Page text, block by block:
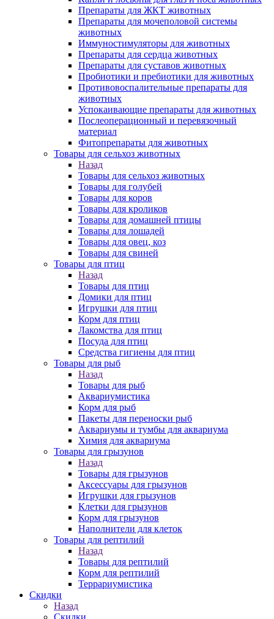
Препараты для ЖКТ животных
Препараты для мочеполовой системы
животных
Иммуностимуляторы для животных
Препараты для сердца животных
Препараты для суставов животных
Пробиотики и пребиотики для животных
Противовоспалительные препараты для
животных
Успокаивающие препараты для животных
Послеоперационный и перевязочный
материал
Фитопрепараты для животных
Товары для сельхоз животных
Назад
Товары для сельхоз животных
Товары для голубей
Товары для коров
Товары для кроликов
Товары для домашней птицы
Товары для лошадей
Товары для овец, коз
Товары для свиней
Товары для птиц
Назад
Товары для птиц
Домики для птиц
Игрушки для птиц
Корм для птиц
Лакомства для птиц
Посуда для птиц
Средства гигиены для птиц
Товары для рыб
Назад
Товары для рыб
Аквариумистика
Корм для рыб
Пакеты для переноски рыб
Аквариумы и тумбы для аквариума
Химия для аквариума
Товары для грызунов
Назад
Товары для грызунов
Аксессуары для грызунов
Игрушки для грызунов
Клетки для грызунов
Корм для грызунов
Наполнители для клеток
Товары для рептилий
Назад
Товары для рептилий
Корм для рептилий
Террариумистика
Скидки
Назад
Скидки